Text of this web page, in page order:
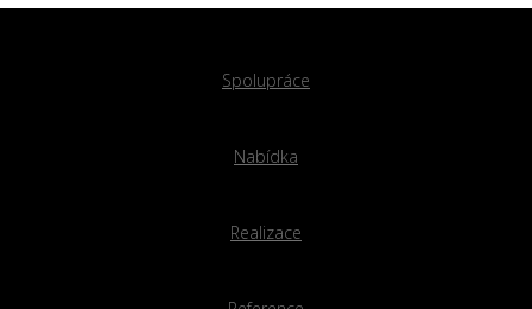
Spolupráce
Nabídka
Realizace